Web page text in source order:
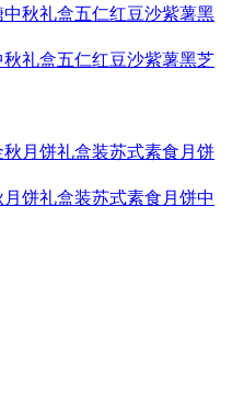
礼盒五仁红豆沙紫薯黑芝
饼礼盒装苏式素食月饼中